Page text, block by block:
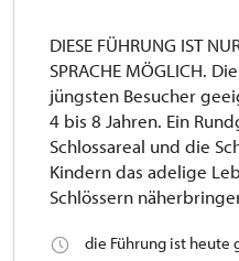
DIESE FÜHRUNG IST
SPRACHE MÖGLICH.
jüngsten Besucher
4 bis 8 Jahren. Ein
Schlossareal und die
Kindern das adelige
Schlössern
die Führung ist heute